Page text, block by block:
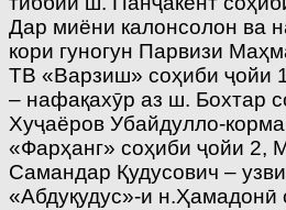
Дар миёни калонсолон ва
кори гуногун Парвизи
ТВ «Варзиш» соҳиби ҷойи
– нафақахӯр аз ш. Бохтар
Хуҷаёров Убайдулло-
«Фарҳанг» соҳиби ҷойи 2,
Самандар Қудусович –
«Абдуқудус»-и